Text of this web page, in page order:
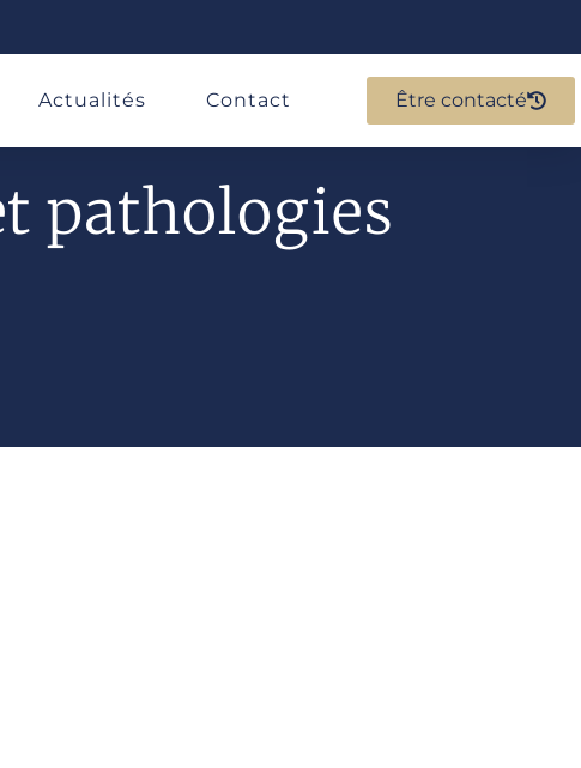
Actualités Contact Être contacté
pathologies